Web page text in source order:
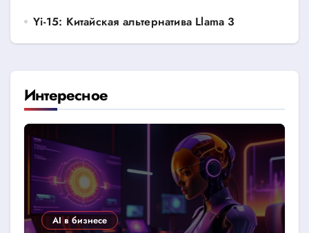
Yi-15: Китайская альтернатива Llama 3
Интересное
AI в бизнесе